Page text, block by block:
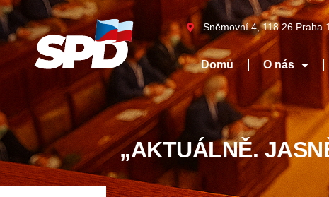
Sněmovní 4, 118 26 Praha
Domů O nás
„AKTUÁLNĚ.